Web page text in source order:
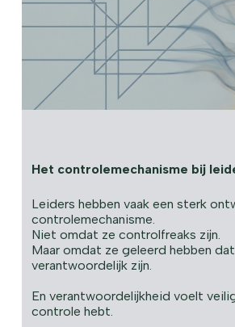
Het controlemechanisme bij
Leiders hebben vaak een sterk
controlemechanisme.
Niet omdat ze controlfreaks zijn.
Maar omdat ze geleerd hebben
verantwoordelijk zijn.
En verantwoordelijkheid voelt
controle hebt.